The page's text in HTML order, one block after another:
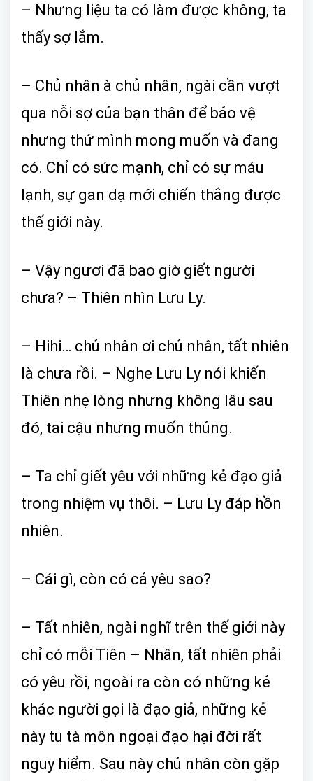
– Nhưng liệu ta có làm được không, ta
thấy sợ lắm.
– Chủ nhân à chủ nhân, ngài cần vượt
qua nỗi sợ của bạn thân để bảo vệ
nhưng thứ mình mong muốn và đang
có. Chỉ có sức mạnh, chỉ có sự máu
lạnh, sự gan dạ mới chiến thắng được
thế giới này.
– Vậy ngươi đã bao giờ giết người
chưa? – Thiên nhìn Lưu Ly.
– Hihi… chủ nhân ơi chủ nhân, tất nhiên
là chưa rồi. – Nghe Lưu Ly nói khiến
Thiên nhẹ lòng nhưng không lâu sau
đó, tai cậu nhưng muốn thủng.
– Ta chỉ giết yêu với những kẻ đạo giả
trong nhiệm vụ thôi. – Lưu Ly đáp hồn
nhiên.
– Cái gì, còn có cả yêu sao?
– Tất nhiên, ngài nghĩ trên thế giới này
chỉ có mỗi Tiên – Nhân, tất nhiên phải
có yêu rồi, ngoài ra còn có những kẻ
khác người gọi là đạo giả, những kẻ
này tu tà môn ngoại đạo hại đời rất
nguy hiểm. Sau này chủ nhân còn gặp